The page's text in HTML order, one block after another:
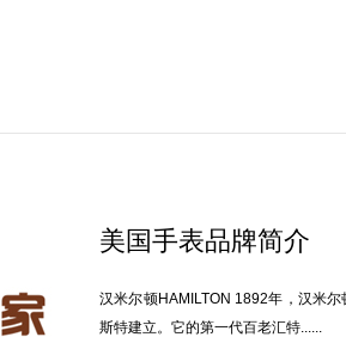
美国手表品牌简介
汉米尔顿HAMILTON 1892年，汉米
斯特建立。它的第一代百老汇特......